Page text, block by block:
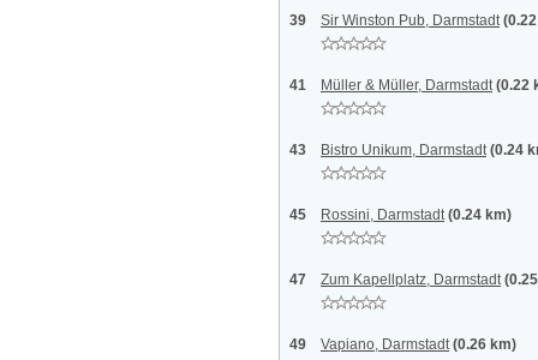
39 Sir Winston Pub, Darmstadt
41 Müller & Müller, Darmstadt (0.22
43 Bistro Unikum, Darmstadt (0.24
45 Rossini, Darmstadt (0.24 km)
47 Zum Kapellplatz, Darmstadt
49 Vapiano, Darmstadt (0.26 km)